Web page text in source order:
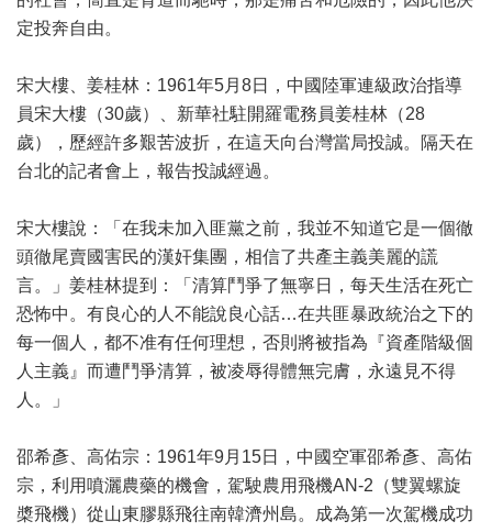
定投奔自由。
宋大樓、姜桂林：1961年5月8日，中國陸軍連級政治指導
員宋大樓（30歲）、新華社駐開羅電務員姜桂林（28
歲），歷經許多艱苦波折，在這天向台灣當局投誠。隔天在
台北的記者會上，報告投誠經過。
宋大樓說：「在我未加入匪黨之前，我並不知道它是一個徹
頭徹尾賣國害民的漢奸集團，相信了共產主義美麗的謊
言。」姜桂林提到：「清算鬥爭了無寧日，每天生活在死亡
恐怖中。有良心的人不能說良心話…在共匪暴政統治之下的
每一個人，都不准有任何理想，否則將被指為『資產階級個
人主義』而遭鬥爭清算，被凌辱得體無完膚，永遠見不得
人。」
邵希彥、高佑宗：1961年9月15日，中國空軍邵希彥、高佑
宗，利用噴灑農藥的機會，駕駛農用飛機AN-2（雙翼螺旋
槳飛機）從山東膠縣飛往南韓濟州島。成為第一次駕機成功